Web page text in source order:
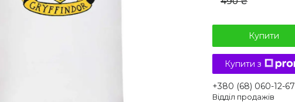
Купити
Купити з
+380 (68) 060-12-67
Відділ продажів